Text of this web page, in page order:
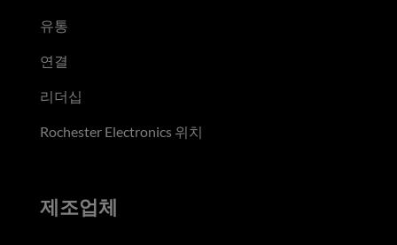
유통
연결
리더십
Rochester Electronics 위치
제조업체